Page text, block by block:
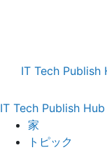
IT Tech Publish
IT Tech Publish Hub
家
トピック